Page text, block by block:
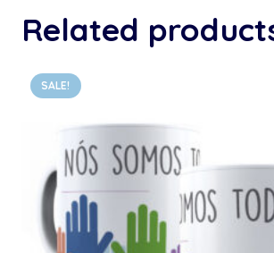
Related
SALE!